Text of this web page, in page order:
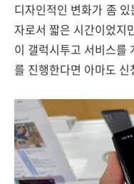
디자인적인 변화가 좀
자로서 짧은 시간이었지
이 갤럭시투고 서비스를
를 진행한다면 아마도